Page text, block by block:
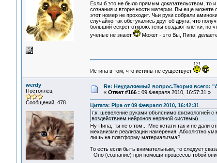
Если б это не было прямым доказательством, то
сознания и вторичности материи. Вы еще можете
этот номер не проходит. Чьи руки собрали
случайно так обстукались друг об друга, что
больший секрет открою: гены создают клетки, но
ученые не знают
Может - это Вы, Пипа,
Истина в том, что истины не существует
werdy
Постоялец
Сообщений: 478
Re: Неудаляемый вопрос.Теория всего:
« Ответ #166 : 09 Февраля 2010, 16:57:31 »
Цитата: Pipa от 09 Февраля 2010, 16:42:31
т.к. шевеление руками объяснимо физиологией
воздействием нейронов нервной системы).
Ну Пипа, ты не о том... Мне кстати так и не дали
механизме реализации намерения. Абсолютно
лишь на платформу материализма?
То есть если быть внимательным, то следует
- Оно (сознание) при помощи процессов тобой